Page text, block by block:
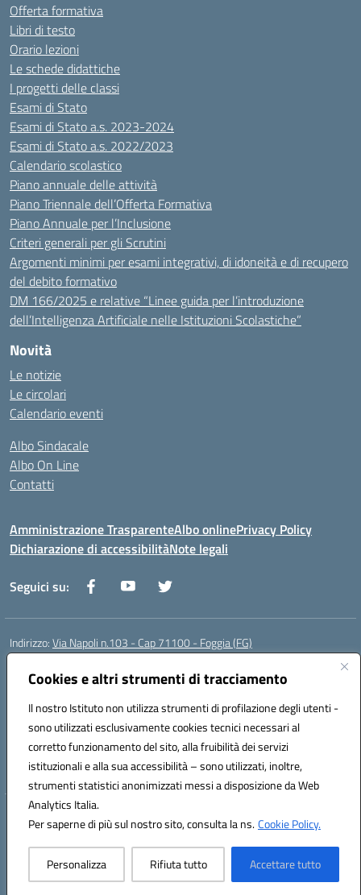
Cookies e altri strumenti di tracciamento
Il nostro Istituto non utilizza strumenti di profilazione degli utenti -
sono utilizzati esclusivamente cookies tecnici necessari al
corretto funzionamento del sito, alla fruibilità dei servizi
istituzionali e alla sua accessibilità – sono utilizzati, inoltre,
strumenti statistici anonimizzati messi a disposizione da Web
Analytics Italia.
Per saperne di più sul nostro sito, consulta la ns.Cookie Policy.
Personalizza Rifiuta tutto Accettare tutto
Offerta formativa
Libri di testo
Orario lezioni
Le schede didattiche
I progetti delle classi
Esami di Stato
Esami di Stato a.s. 2023-2024
Esami di Stato a.s. 2022/2023
Calendario scolastico
Piano annuale delle attività
Piano Triennale dell’Offerta Formativa
Piano Annuale per l’Inclusione
Criteri generali per gli Scrutini
Argomenti minimi per esami integrativi, di idoneità e di recupero
del debito formativo
DM 166/2025 e relative “Linee guida per l’introduzione
dell’Intelligenza Artificiale nelle Istituzioni Scolastiche”
Novità
Le notizie
Le circolari
Calendario eventi
Albo Sindacale
Albo On Line
Contatti
Amministrazione TrasparenteAlbo onlinePrivacy Policy
Dichiarazione di accessibilitàNote legali
Seguici su:
Indirizzo:Via Napoli n.103 - Cap 71100 - Foggia (FG)
Centralino:
Posta elettronica certificata (PEC):fgis00800v@pec.istruzione.it
Codice fiscale: 80003280718
Codice meccanografico:FGIS00800V
Codice Indice delle Pubbliche Amministrazioni (IPA): istsc_fgis00800v
Codice unico di fatturazione (CUF): SOLVP8
Hosting & Powered by 3D Solution S.r.l.
Concept & Design by Designers Italia